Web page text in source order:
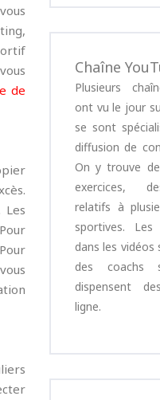
de
Chaîne
Plusieurs
ont vu le jour
se sont
diffusion de
On y trouve
exercices,
relatifs à
sportives. Les
dans les
des coachs
dispensent
ligne.